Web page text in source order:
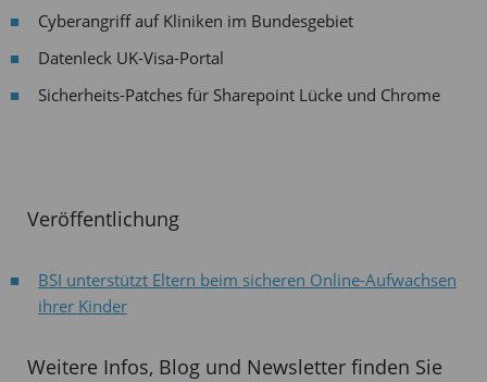
Cyberangriff auf Kliniken im Bundesgebiet
Datenleck UK-Visa-Portal
Sicherheits-Patches für Sharepoint Lücke und Chrome
Veröffentlichung
BSI unterstützt Eltern beim sicheren Online-Aufwachsen
ihrer Kinder
Weitere Infos, Blog und Newsletter finden Sie